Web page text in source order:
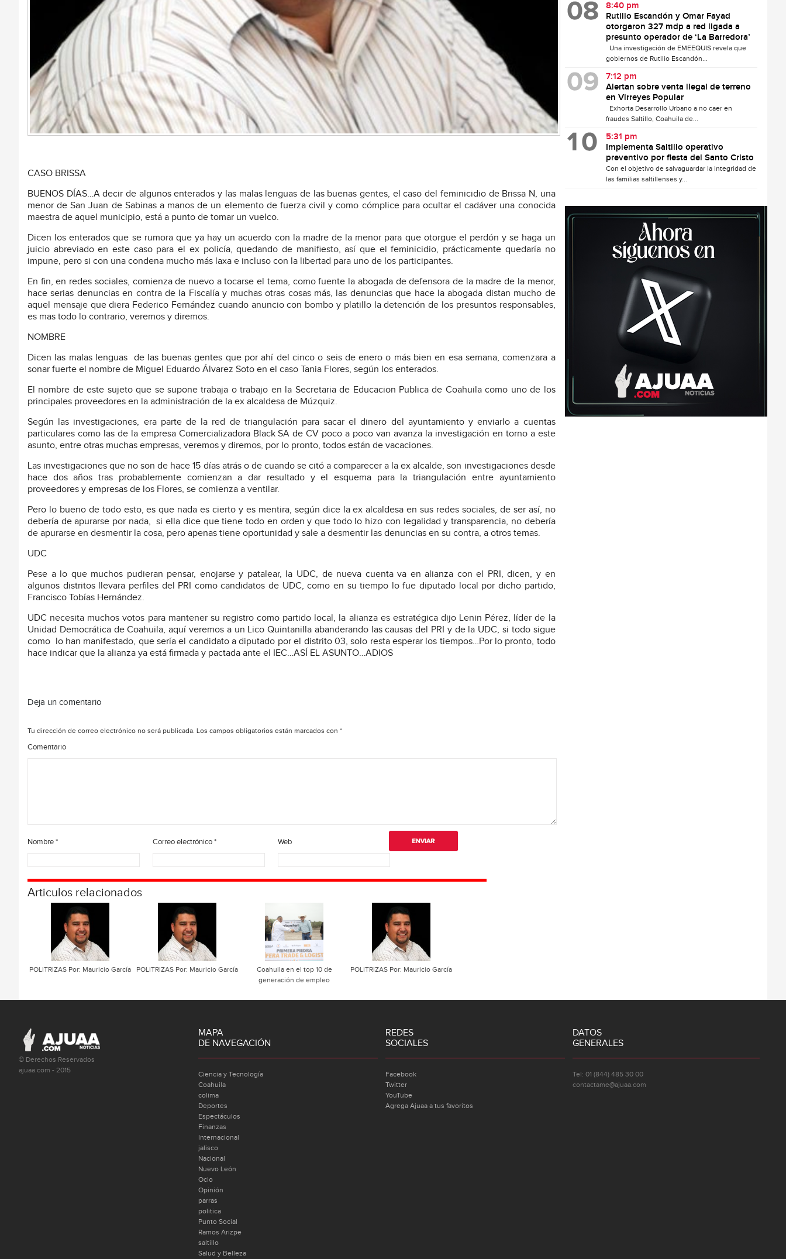
CASO BRISSA
BUENOS DÍAS…A decir de algunos enterados y las malas lenguas de las buenas gentes, el caso del feminicidio de Brissa N, una
menor de San Juan de Sabinas a manos de un elemento de fuerza civil y como cómplice para ocultar el cadáver una conocida
maestra de aquel municipio, está a punto de tomar un vuelco.
Dicen los enterados que se rumora que ya hay un acuerdo con la madre de la menor para que otorgue el perdón y se haga un
juicio abreviado en este caso para el ex policía, quedando de manifiesto, así que el feminicidio, prácticamente quedaría no
impune, pero si con una condena mucho más laxa e incluso con la libertad para uno de los participantes.
En fin, en redes sociales, comienza de nuevo a tocarse el tema, como fuente la abogada de defensora de la madre de la menor,
hace serias denuncias en contra de la Fiscalía y muchas otras cosas más, las denuncias que hace la abogada distan mucho de
aquel mensaje que diera Federico Fernández cuando anuncio con bombo y platillo la detención de los presuntos responsables,
es mas todo lo contrario, veremos y diremos.
NOMBRE
Dicen las malas lenguas de las buenas gentes que por ahí del cinco o seis de enero o más bien en esa semana, comenzara a
sonar fuerte el nombre de Miguel Eduardo Álvarez Soto en el caso Tania Flores, según los enterados.
El nombre de este sujeto que se supone trabaja o trabajo en la Secretaria de Educacion Publica de Coahuila como uno de los
principales proveedores en la administración de la ex alcaldesa de Múzquiz.
Según las investigaciones, era parte de la red de triangulación para sacar el dinero del ayuntamiento y enviarlo a cuentas
particulares como las de la empresa Comercializadora Black SA de CV poco a poco van avanza la investigación en torno a este
asunto, entre otras muchas empresas, veremos y diremos, por lo pronto, todos están de vacaciones.
Las investigaciones que no son de hace 15 días atrás o de cuando se citó a comparecer a la ex alcalde, son investigaciones desde
hace dos años tras probablemente comienzan a dar resultado y el esquema para la triangulación entre ayuntamiento
proveedores y empresas de los Flores, se comienza a ventilar.
Pero lo bueno de todo esto, es que nada es cierto y es mentira, según dice la ex alcaldesa en sus redes sociales, de ser así, no
debería de apurarse por nada, si ella dice que tiene todo en orden y que todo lo hizo con legalidad y transparencia, no debería
de apurarse en desmentir la cosa, pero apenas tiene oportunidad y sale a desmentir las denuncias en su contra, a otros temas.
UDC
Pese a lo que muchos pudieran pensar, enojarse y patalear, la UDC, de nueva cuenta va en alianza con el PRI, dicen, y en
algunos distritos llevara perfiles del PRI como candidatos de UDC, como en su tiempo lo fue diputado local por dicho partido,
Francisco Tobías Hernández.
UDC necesita muchos votos para mantener su registro como partido local, la alianza es estratégica dijo Lenin Pérez, líder de la
Unidad Democrática de Coahuila, aquí veremos a un Lico Quintanilla abanderando las causas del PRI y de la UDC, si todo sigue
como lo han manifestado, que sería el candidato a diputado por el distrito 03, solo resta esperar los tiempos…Por lo pronto, todo
hace indicar que la alianza ya está firmada y pactada ante el IEC…ASÍ EL ASUNTO…ADIOS
Deja un comentario
Tu dirección de correo electrónico no será publicada. Los campos obligatorios están marcados con *
Comentario
Nombre* Correo electrónico* Web
Articulos relacionados
POLITRIZAS Por: Mauricio García POLITRIZAS Por: Mauricio García
Coahuila en el top 10 de
generación de empleo
POLITRIZAS Por: Mauricio García
8:40 pm
Rutilio Escandón y Omar Fayad
otorgaron 327 mdp a red ligada a
presunto operador de ‘La Barredora’
Una investigación de EMEEQUIS revela que
gobiernos de Rutilio Escandón...
7:12 pm
Alertan sobre venta ilegal de terreno
en Virreyes Popular
Exhorta Desarrollo Urbano a no caer en
fraudes Saltillo, Coahuila de...
5:31 pm
Implementa Saltillo operativo
preventivo por fiesta del Santo Cristo
Con el objetivo de salvaguardar la integridad de
las familias saltillenses y...
© Derechos Reservados
ajuaa.com - 2015
MAPA
DE NAVEGACIÓN
Ciencia y Tecnología
Coahuila
colima
Deportes
Espectáculos
Finanzas
Internacional
jalisco
Nacional
Nuevo León
Ocio
Opinión
parras
politica
Punto Social
Ramos Arizpe
saltillo
Salud y Belleza
REDES
SOCIALES
Facebook
Twitter
YouTube
Agrega Ajuaa a tus favoritos
DATOS
GENERALES
Tel: 01 (844) 485 30 00
contactame@ajuaa.com